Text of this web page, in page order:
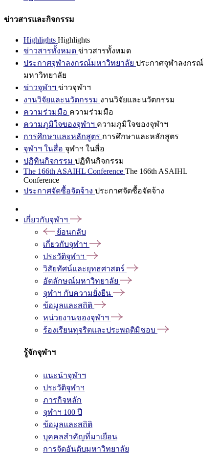
ข่าวสารและกิจกรรม
Highlights Highlights
ข่าวสารทั้งหมด ข่าวสารทั้งหมด
ประกาศจุฬาลงกรณ์มหาวิทยาลัย ประกาศจุฬาลงกรณ์
มหาวิทยาลัย
ข่าวจุฬาฯ ข่าวจุฬาฯ
งานวิจัยและนวัตกรรม งานวิจัยและนวัตกรรม
ความร่วมมือ ความร่วมมือ
ความภูมิใจของจุฬาฯ ความภูมิใจของจุฬาฯ
การศึกษาและหลักสูตร การศึกษาและหลักสูตร
จุฬาฯ ในสื่อ จุฬาฯ ในสื่อ
ปฏิทินกิจกรรม ปฏิทินกิจกรรม
The 166th ASAIHL Conference The 166th ASAIHL
Conference
ประกาศจัดซื้อจัดจ้าง ประกาศจัดซื้อจัดจ้าง
เกี่ยวกับจุฬาฯ
ย้อนกลับ
เกี่ยวกับจุฬาฯ
ประวัติจุฬาฯ
วิสัยทัศน์และยุทธศาสตร์
อัตลักษณ์มหาวิทยาลัย
จุฬาฯ กับความยั่งยืน
ข้อมูลและสถิติ
หน่วยงานของจุฬาฯ
ร้องเรียนทุจริตและประพฤติมิชอบ
รู้จักจุฬาฯ
แนะนำจุฬาฯ
ประวัติจุฬาฯ
ภารกิจหลัก
จุฬาฯ 100 ปี
ข้อมูลและสถิติ
บุคคลสำคัญที่มาเยือน
การจัดอันดับมหาวิทยาลัย